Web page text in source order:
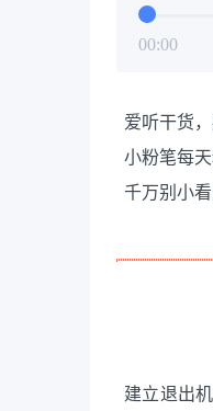
00:00
爱听干货
小粉笔每
千万别小
建立退出